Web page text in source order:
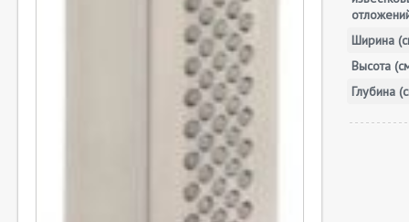
Ширина
Высота
Глубина